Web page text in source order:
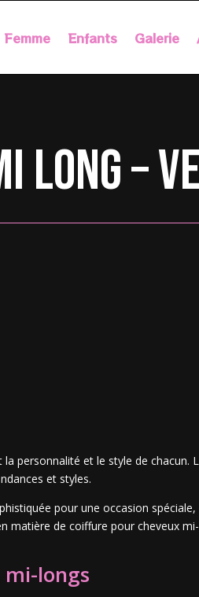
Femme Enfants Galerie
long –
personnalité et le style de
et styles.
pour une occasion
de coiffure pour cheveux
mi-longs